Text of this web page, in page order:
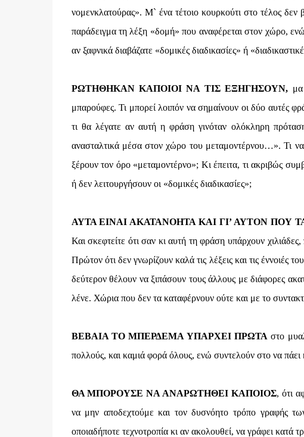
νομενκλατούρας». Μ` ένα τέτοιο κουρκούτι στο τέλος
παράδειγμα τη λέξη «δομή» που αναφέρεται στον χώρο,
αν ξαφνικά διαβάζατε «δομικές διαδικασίες» ή
ΡΩΤΗΘΗΚΑΝ ΚΑΠΟΙΟΙ ΝΑ ΤΙΣ ΕΞΗΓΗΣΟΥΝ, μα
μπαρούφες. Τι μπορεί λοιπόν να σημαίνουν οι δύο αυτές
τι θα λέγατε αν αυτή η φράση γινόταν ολόκληρη
ανασταλτικά μέσα στον χώρο του μεταμοντέρνου…». Τι
ξέρουν τον όρο «μεταμοντέρνο»; Κι έπειτα, τι ακριβώς
ή δεν λειτουργήσουν οι «δομικές διαδικασίες»;
ΑΥΤΑ ΕΙΝΑΙ ΑΚΑΤΑΝΟΗΤΑ ΚΑΙ ΓΙ’ ΑΥΤΟΝ ΠΟΥ
Και σκεφτείτε ότι σαν κι αυτή τη φράση υπάρχουν
Πρώτον ότι δεν γνωρίζουν καλά τις λέξεις και τις έννοιές
δεύτερον θέλουν να ξιπάσουν τους άλλους με διάφορες
λένε. Χώρια που δεν τα καταφέρνουν ούτε και με το
ΒΕΒΑΙΑ ΤΟ ΜΠΕΡΔΕΜΑ ΥΠΑΡΧΕΙ ΠΡΩΤΑ στο
πολλούς, και καμιά φορά όλους, ενώ συντελούν στο να
ΘΑ ΜΠΟΡΟΥΣΕ ΝΑ ΑΝΑΡΩΤΗΘΕΙ ΚΑΠΟΙΟΣ, ότι
να μην αποδεχτούμε και τον δυσνόητο τρόπο γραφής
οποιαδήποτε τεχνοτροπία κι αν ακολουθεί, να γράφει κατά